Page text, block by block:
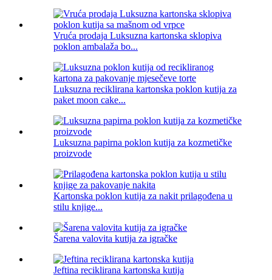
Vruća prodaja Luksuzna kartonska sklopiva
poklon ambalaža bo...
Luksuzna reciklirana kartonska poklon kutija za
paket moon cake...
Luksuzna papirna poklon kutija za kozmetičke
proizvode
Kartonska poklon kutija za nakit prilagođena u
stilu knjige...
Šarena valovita kutija za igračke
Jeftina reciklirana kartonska kutija